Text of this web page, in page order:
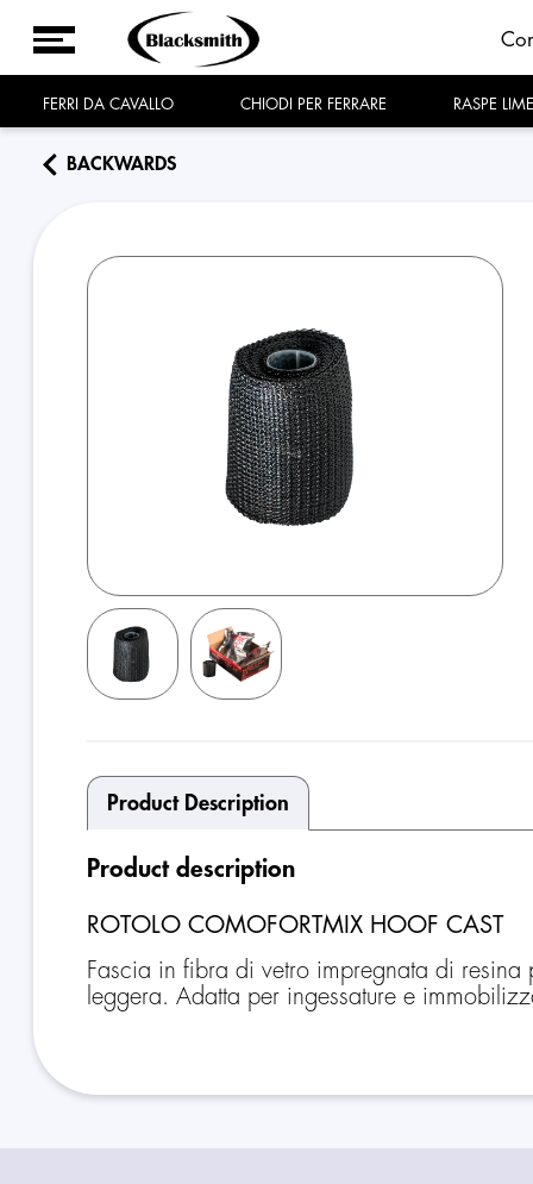
FERRI DA CAVALLO CHIODI PER FERRARE RASPE
BACKWARDS
Product Description
Product description
ROTOLO COMOFORTMIX HOOF CAST
Fascia in fibra di vetro impregnata di
leggera. Adatta per ingessature e